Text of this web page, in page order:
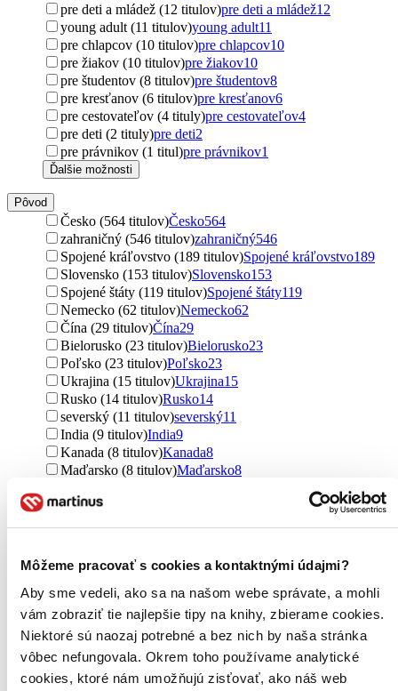
Môžeme pracovať s cookies a kontaktnými údajmi?
Aby sme vedeli, ako sa na našom webe správate, a mohli
vám zobraziť tie najlepšie tipy na knihy, zbierame cookies.
Niektoré sú naozaj potrebné a bez nich by naša stránka
vôbec nefungovala. Okrem toho používame analytické
cookies, ktoré nám umožňujú zisťovať, ako náš web
pre deti a mládež (12 titulov)pre deti a mládež12
young adult (11 titulov)young adult11
pre chlapcov (10 titulov)pre chlapcov10
pre žiakov (10 titulov)pre žiakov10
pre študentov (8 titulov)pre študentov8
pre kresťanov (6 titulov)pre kresťanov6
pre cestovateľov (4 tituly)pre cestovateľov4
pre deti (2 tituly)pre deti2
pre právnikov (1 titul)pre právnikov1
Ďalšie možnosti
Pôvod
Česko (564 titulov)Česko564
zahraničný (546 titulov)zahraničný546
Spojené kráľovstvo (189 titulov)Spojené kráľovstvo189
Slovensko (153 titulov)Slovensko153
Spojené štáty (119 titulov)Spojené štáty119
Nemecko (62 titulov)Nemecko62
Čína (29 titulov)Čína29
Bielorusko (23 titulov)Bielorusko23
Poľsko (23 titulov)Poľsko23
Ukrajina (15 titulov)Ukrajina15
Rusko (14 titulov)Rusko14
severský (11 titulov)severský11
India (9 titulov)India9
Kanada (8 titulov)Kanada8
Maďarsko (8 titulov)Maďarsko8
Švédsko (7 titulov)
Rakúsko (5 titulov)
Rakúsko
Francúzsko (5 titulov)
Fínsko (4 tituly) Fínsko 4
Španielsko (4 tituly)Španielsko4
Irak (3 tituly)Irak3
Srbsko (2 tituly)
Slovinsko (2 tituly)Slovinsko 2
Austrália (1 titul)Austrália 1